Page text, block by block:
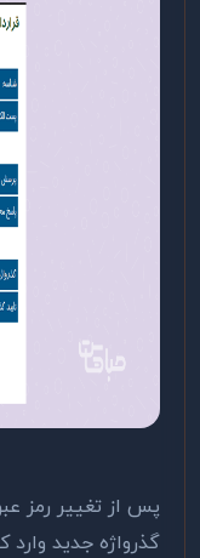
پس از تغییر رمز
گذرواژه جدید